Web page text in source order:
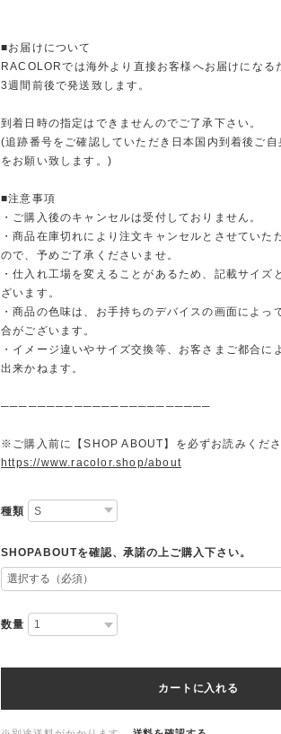
■お届けについて
RACOLORでは海外より直接お客様へお届けになる
3週間前後で発送致します。
到着日時の指定はできませんのでご了承下さい。
(追跡番号をご確認していただき日本国内到着後ご
をお願い致します。)
■注意事項
・ご購入後のキャンセルは受付しておりません。
・商品在庫切れにより注文キャンセルとさせていた
ので、予めご了承くださいませ。
・仕入れ工場を変えることがあるため、記載サイズ
ざいます。
・商品の色味は、お手持ちのデバイスの画面によっ
合がございます。
・イメージ違いやサイズ交換等、お客さまご都合に
出来かねます。
───────────────────────
※ご購入前に【SHOP ABOUT】を必ずお読みくださ
https://www.racolor.shop/about
種類
SHOPABOUTを確認、承諾の上ご購入下さい。
数量
カートに入れる